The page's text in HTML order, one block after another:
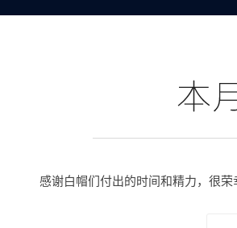
感谢白帽们付出的时间和精力，很